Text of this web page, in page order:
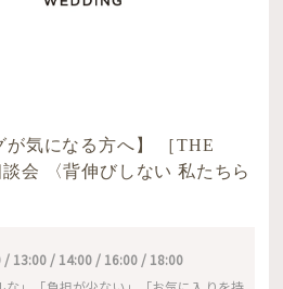
が気になる方へ】 ［THE
会 〈背伸びしない 私たちら
/ 13:00 / 14:00 / 16:00 / 18:00